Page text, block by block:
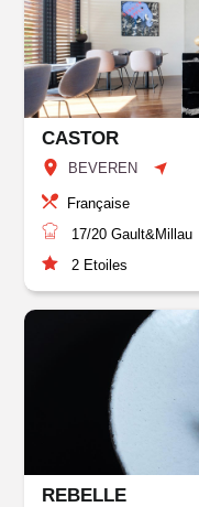
CASTOR
BEVEREN
Française
17/20 Gault&Millau
2 Etoiles
REBELLE